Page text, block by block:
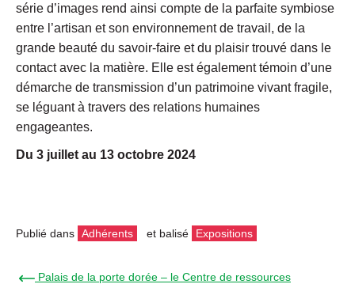
série d’images rend ainsi compte de la parfaite symbiose
entre l’artisan et son environnement de travail, de la
grande beauté du savoir-faire et du plaisir trouvé dans le
contact avec la matière. Elle est également témoin d’une
démarche de transmission d’un patrimoine vivant fragile,
se léguant à travers des relations humaines
engageantes.
Du 3 juillet au 13 octobre 2024
Publié dans Adhérents et balisé Expositions
← Palais de la porte dorée – le Centre de ressources